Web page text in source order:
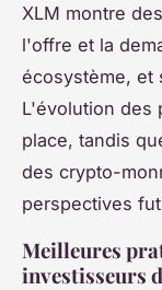
XLM montre
l'offre et la
écosystème, et
L'évolution des
place, tandis
des crypto-
perspectives
Meilleures
investisseurs